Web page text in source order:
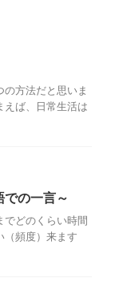
方法だと思いま
えば、日常生活は
の一言～
でどのくらい時間
（頻度）来ます